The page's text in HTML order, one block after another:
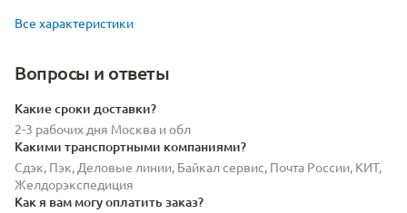
Все характеристики
Вопросы и ответы
Какие сроки доставки?
2-3 рабочих дня Москва и обл
Какими транспортными компаниями?
Сдэк, Пэк, Деловые линии, Байкал сервис, Почта России, КИТ,
Желдорэкспедиция
Как я вам могу оплатить заказ?